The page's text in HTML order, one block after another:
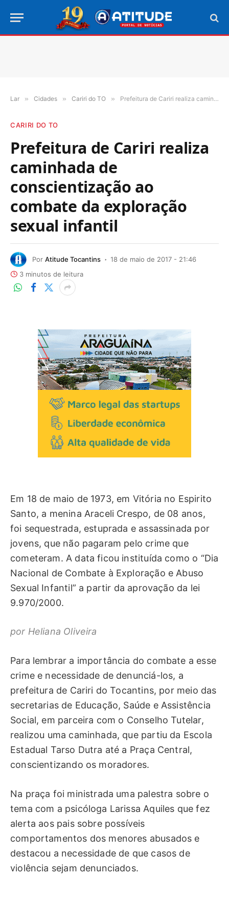
Lar » Cidades » Cariri do TO » Prefeitura de Cariri realiza caminhada de conscientização ao combate da exploração sexual infantil
CARIRI DO TO
Prefeitura de Cariri realiza
caminhada de
conscientização ao
combate da exploração
sexual infantil
Por Atitude Tocantins
18 de maio de 2017 - 21:46
3 minutos de leitura
Em 18 de maio de 1973, em Vitória no Espirito
Santo, a menina Araceli Crespo, de 08 anos,
foi sequestrada, estuprada e assassinada por
jovens, que não pagaram pelo crime que
cometeram. A data ficou instituída como o “Dia
Nacional de Combate à Exploração e Abuso
Sexual Infantil” a partir da aprovação da lei
9.970/2000.
por Heliana Oliveira
Para lembrar a importância do combate a esse
crime e necessidade de denunciá-los, a
prefeitura de Cariri do Tocantins, por meio das
secretarias de Educação, Saúde e Assistência
Social, em parceira com o Conselho Tutelar,
realizou uma caminhada, que partiu da Escola
Estadual Tarso Dutra até a Praça Central,
conscientizando os moradores.
Na praça foi ministrada uma palestra sobre o
tema com a psicóloga Larissa Aquiles que fez
alerta aos pais sobre possíveis
comportamentos dos menores abusados e
destacou a necessidade de que casos de
violência sejam denunciados.